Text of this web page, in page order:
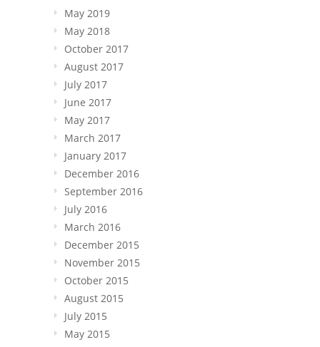
May 2019
May 2018
October 2017
August 2017
July 2017
June 2017
May 2017
March 2017
January 2017
December 2016
September 2016
July 2016
March 2016
December 2015
November 2015
October 2015
August 2015
July 2015
May 2015